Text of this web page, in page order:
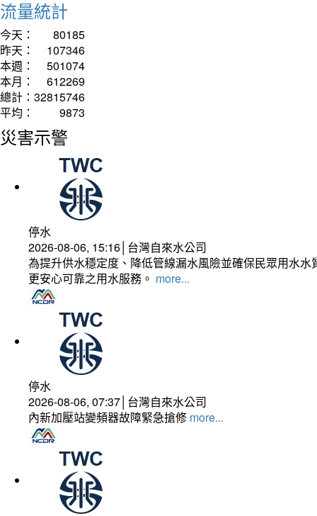
流量統計
今天：
80185
昨天：
107346
本週：
501074
本月：
612269
總計： 32815746
平均：
9873
災害示警
停水
2026-08-06, 15:16│台灣自來水公司
為提升供水穩定度、降低管線漏水風險並確保民眾用水
更安心可靠之用水服務。 more...
停水
2026-08-06, 07:37│台灣自來水公司
內新加壓站變頻器故障緊急搶修 more...